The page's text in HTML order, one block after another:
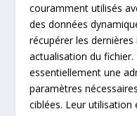
couramment utilisés
des données
récupérer les
actualisation du
essentiellement une
paramètres
ciblées. Leur